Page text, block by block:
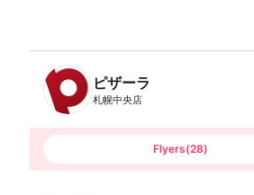
B
n
c
h
T
ピザーラ
札幌中央店
Flyers(28)